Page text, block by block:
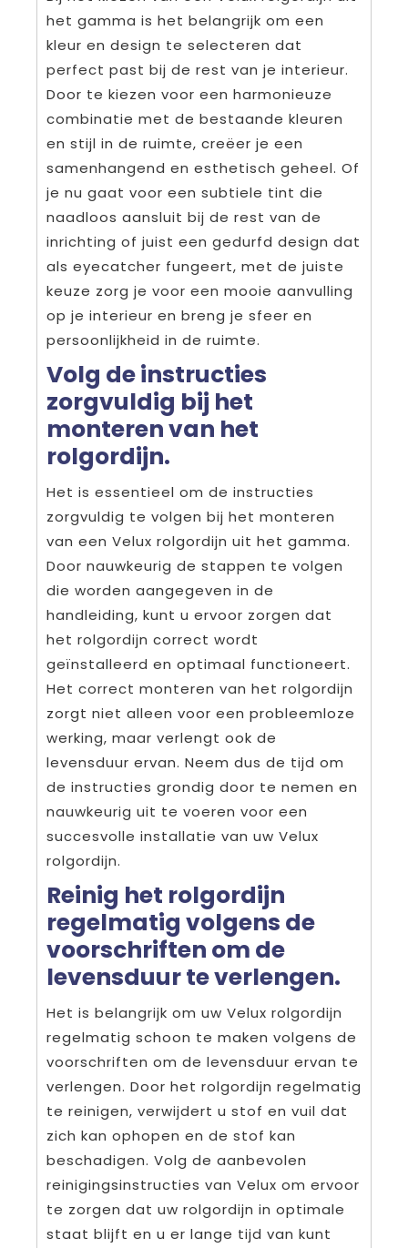
het gamma is het belangrijk om een
kleur en design te selecteren dat
perfect past bij de rest van je interieur.
Door te kiezen voor een harmonieuze
combinatie met de bestaande kleuren
en stijl in de ruimte, creëer je een
samenhangend en esthetisch geheel. Of
je nu gaat voor een subtiele tint die
naadloos aansluit bij de rest van de
inrichting of juist een gedurfd design dat
als eyecatcher fungeert, met de juiste
keuze zorg je voor een mooie aanvulling
op je interieur en breng je sfeer en
persoonlijkheid in de ruimte.
Volg de instructies
zorgvuldig bij het
monteren van het
rolgordijn.
Het is essentieel om de instructies
zorgvuldig te volgen bij het monteren
van een Velux rolgordijn uit het gamma.
Door nauwkeurig de stappen te volgen
die worden aangegeven in de
handleiding, kunt u ervoor zorgen dat
het rolgordijn correct wordt
geïnstalleerd en optimaal functioneert.
Het correct monteren van het rolgordijn
zorgt niet alleen voor een probleemloze
werking, maar verlengt ook de
levensduur ervan. Neem dus de tijd om
de instructies grondig door te nemen en
nauwkeurig uit te voeren voor een
succesvolle installatie van uw Velux
rolgordijn.
Reinig het rolgordijn
regelmatig volgens de
voorschriften om de
levensduur te verlengen.
Het is belangrijk om uw Velux rolgordijn
regelmatig schoon te maken volgens de
voorschriften om de levensduur ervan te
verlengen. Door het rolgordijn regelmatig
te reinigen, verwijdert u stof en vuil dat
zich kan ophopen en de stof kan
beschadigen. Volg de aanbevolen
reinigingsinstructies van Velux om ervoor
te zorgen dat uw rolgordijn in optimale
staat blijft en u er lange tijd van kunt